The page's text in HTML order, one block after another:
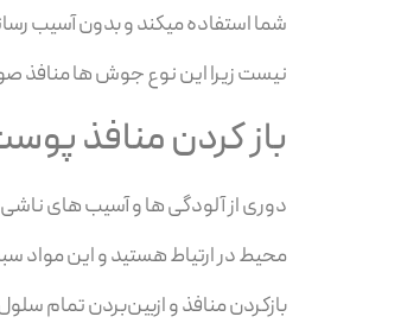
شما استفاده میکند و بدون آسیب
نیست زیرا این نوع جوش ها منافذ
باز کردن منافذ
دوری از آلودگی ها و آسیب های ناشی
محیط در ارتیاط هستید و این مواد
بازکردن منافذ و ازبین‌بردن تمام